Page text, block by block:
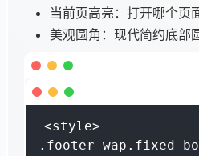
当前页高亮：打开哪个页
美观圆角：现代简约底部
<style>
.footer-wap.fixed-